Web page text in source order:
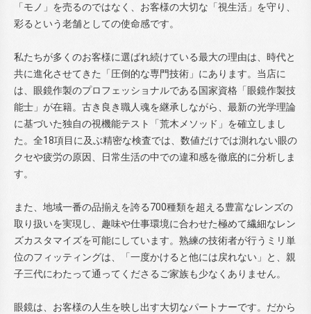
「モノ」を売るのではなく、お客様の大切な「視生活」を守り、
彩るという老舗としての使命感です。
私たちが多くのお客様に選ばれ続けている最大の理由は、時代と
共に進化させてきた「圧倒的な専門技術」にあります。当店に
は、眼鏡作製のプロフェッショナルである国家資格「眼鏡作製技
能士」が在籍。古き良き職人魂を継承しながら、最新の光学理論
に基づいた独自の視機能テスト「荒木メソッド」を確立しまし
た。全18項目に及ぶ精密な検査では、数値だけでは測れない眼の
クセや疲労の原因、日常生活の中での違和感を徹底的に分析しま
す。
また、地域一番の品揃えを誇る700種類を超える豊富なレンズの
取り扱いを実現し、趣味や仕事環境に合わせた極めて繊細なレン
ズカスタマイズを可能にしています。熟練の技術者が行うミリ単
位のフィッティングは、「一度かけると他には戻れない」と、親
子三代にわたって通ってくださるご家族も少なくありません。
眼鏡は、お客様の人生を映し出す大切なパートナーです。だから